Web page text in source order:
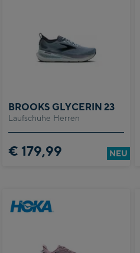
Laufschuhe Herren
BROOKS GLYCERIN 23
€ 179,99 NEU